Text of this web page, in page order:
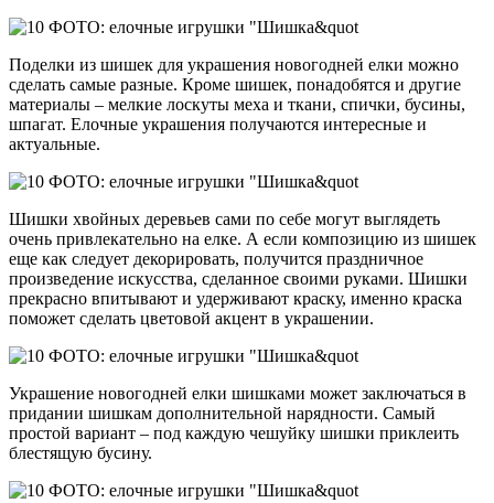
Поделки из шишек для украшения новогодней елки можно
сделать самые разные. Кроме шишек, понадобятся и другие
материалы – мелкие лоскуты меха и ткани, спички, бусины,
шпагат. Елочные украшения получаются интересные и
актуальные.
Шишки хвойных деревьев сами по себе могут выглядеть
очень привлекательно на елке. А если композицию из шишек
еще как следует декорировать, получится праздничное
произведение искусства, сделанное своими руками. Шишки
прекрасно впитывают и удерживают краску, именно краска
поможет сделать цветовой акцент в украшении.
Украшение новогодней елки шишками может заключаться в
придании шишкам дополнительной нарядности. Самый
простой вариант – под каждую чешуйку шишки приклеить
блестящую бусину.